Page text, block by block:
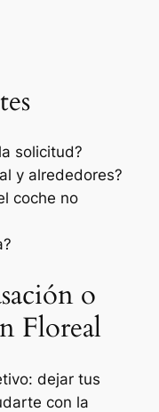
solicitud?
y alrededores?
coche no
o
Floreal
dejar tus
con la